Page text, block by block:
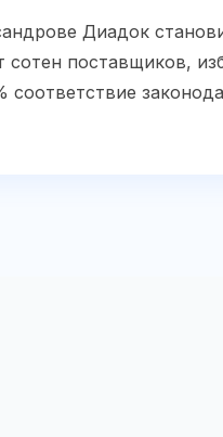
Диадок
сотен поставщиков,
соответствие